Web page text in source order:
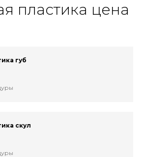
пластика цена
губ
скул